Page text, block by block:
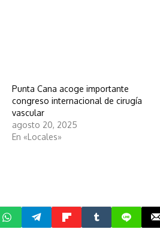
Punta Cana acoge importante
congreso internacional de cirugía
vascular
agosto 20, 2025
En «Locales»